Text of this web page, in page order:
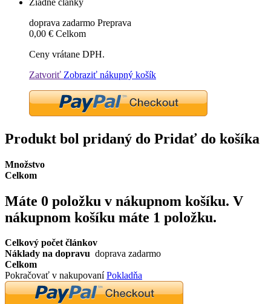
doprava zadarmo Preprava
0,00 € Celkom
Ceny vrátane DPH.
Zatvoriť Zobraziť nákupný košík
Produkt bol pridaný do Pridať do košíka
Množstvo
Celkom
Máte 0 položku v nákupnom košíku. V
nákupnom košíku máte 1 položku.
Celkový počet článkov
Náklady na dopravu doprava zadarmo
Celkom
Pokračovať v nakupovaníPokladňa